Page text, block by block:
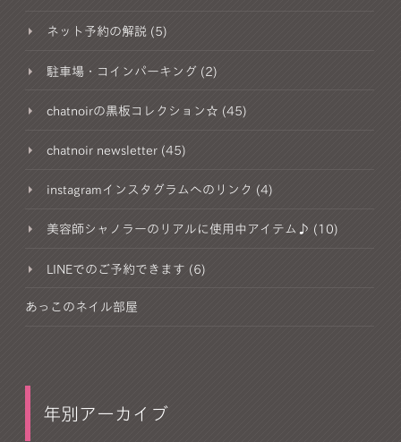
ネット予約の解説 (5)
駐車場・コインパーキング (2)
chatnoirの黒板コレクション☆ (45)
chatnoir newsletter (45)
instagramインスタグラムへのリンク (4)
美容師シャノラーのリアルに使用中アイテム♪ (10)
LINEでのご予約できます (6)
あっこのネイル部屋
年別アーカイブ